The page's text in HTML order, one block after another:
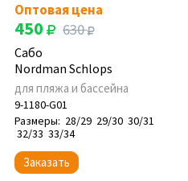
Оптовая цена
450 630
Сабо
Nordman Schlops
для пляжа и бассейна
9-1180-G01
Размеры: 28/29 29/30 30/31
32/33 33/34
Заказать